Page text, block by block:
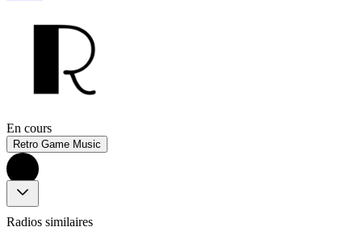
En cours
Retro Game Music
Radios similaires